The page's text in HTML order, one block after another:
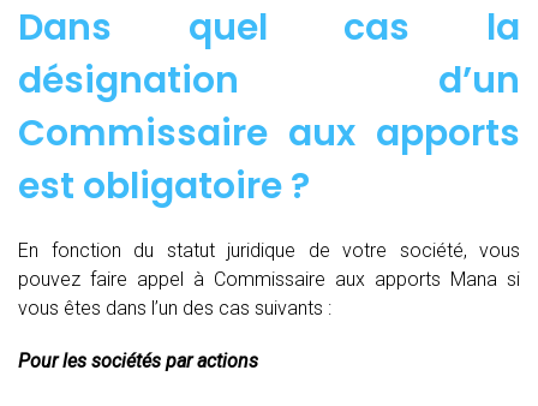
Dans quel cas la
désignation d’un
Commissaire aux apports
est obligatoire ?
En fonction du statut juridique de votre société, vous
pouvez faire appel à Commissaire aux apports Mana si
vous êtes dans l’un des cas suivants :
Pour les sociétés par actions